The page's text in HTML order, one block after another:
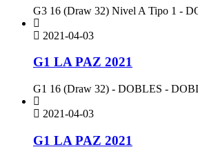
G3 16 (Draw 32) Nivel A Tipo 1 -
2021-04-03
G1 LA PAZ 2021
G1 16 (Draw 32) - DOBLES -
2021-04-03
G1 LA PAZ 2021